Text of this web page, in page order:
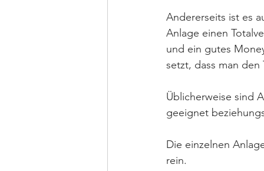
Andererseits ist es
Anlage einen
und ein gutes
setzt, dass man
Üblicherweise sind
geeignet
Die einzelnen
rein.⁣